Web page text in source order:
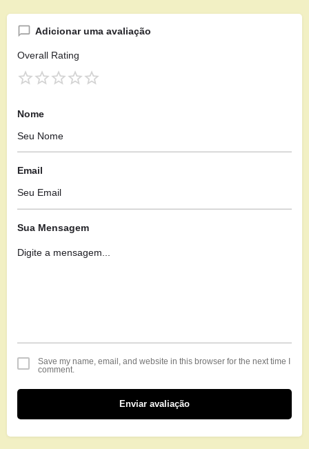
Adicionar uma avaliação
Overall Rating
Nome
Email
Sua Mensagem
Save my name, email, and website in this browser for the next time I
comment.
Enviar avaliação